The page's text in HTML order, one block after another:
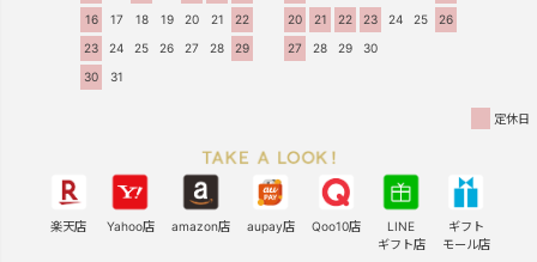
16
17 18 19 20 21
22
23
24 25 26 27 28
29
30
31
20
21 22 23 24 25
26
27
28 29 30
定休日
楽天店 Yahoo店 amazon店 aupay店 Qoo10店
LINE
ギフト店
ギフト
モール店